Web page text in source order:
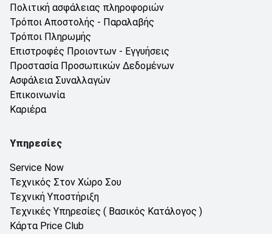
Πολιτική ασφάλειας πληροφοριών
Τρόποι Αποστολής - Παραλαβής
Τρόποι Πληρωμής
Επιστροφές Προιοντων - Εγγυήσεις
Προστασία Προσωπικών Δεδομένων
Ασφάλεια Συναλλαγών
Επικοινωνία
Καριέρα
Υπηρεσίες
Service Now
Τεχνικός Στον Χώρο Σου
Τεχνική Υποστήριξη
Τεχνικές Υπηρεσίες ( Βασικός Κατάλογος )
Κάρτα Price Club